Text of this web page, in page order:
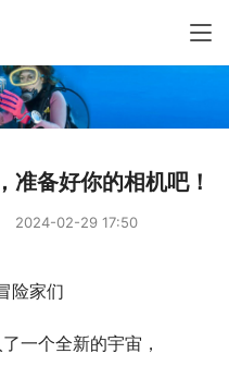
准备好你的相机吧！
2024-02-29 17:50
险家们
一个全新的宇宙，